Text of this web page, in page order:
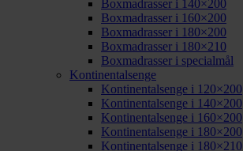
Boxmadrasser i 140×200
Boxmadrasser i 160×200
Boxmadrasser i 180×200
Boxmadrasser i 180×210
Boxmadrasser i specialmål
Kontinentalsenge
Kontinentalsenge i 120×200
Kontinentalsenge i 140×200
Kontinentalsenge i 160×200
Kontinentalsenge i 180×200
Kontinentalsenge i 180×210